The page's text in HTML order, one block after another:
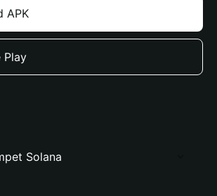
APK
Play
Solana